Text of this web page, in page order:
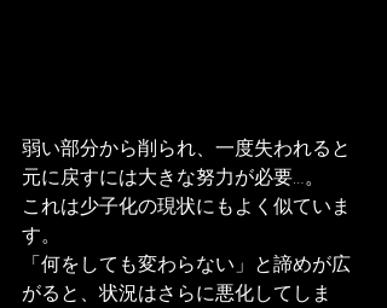
弱い部分から削られ、一度失われると
元に戻すには大きな努力が必要…。
これは少子化の現状にもよく似ていま
す。
「何をしても変わらない」と諦めが広
がると、状況はさらに悪化してしま